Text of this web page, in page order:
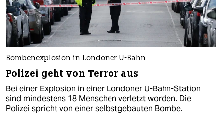
Bombenexplosion in Londoner U-Bahn
Polizei geht von Terror aus
Bei einer Explosion in einer Londoner U-Bahn-Station
sind mindestens 18 Menschen verletzt worden. Die
Polizei spricht von einer selbstgebauten Bombe.